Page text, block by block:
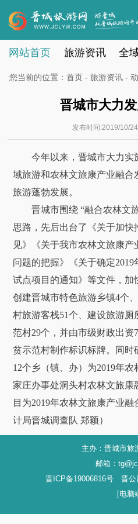
网站首页 旅游资讯 全
您当前的位置： 首页 - 旅游资讯 -
晋城市大力
发布时间:2019/10/
今年以来，晋城市大力实
域旅游和农林文旅康产业融
旅游蓬勃发展。
晋城市围绕 “融合农林文旅
思路，先后出台了《关于加
见》《关于我市农林文旅康
问题的把握》《关于确定
试点项目的通知》等文件，
创建晋城市特色旅游乡镇4个
村旅游客栈51个、建设旅游厕
范村29个，并由市级财政出资
贫示范村制作标识标牌。同
12个乡（镇、办）为2019年
家庄办事处洞头村农林文旅康
目为2019年农林文旅康产业
计局晋城调查队 郑颖）
主办：晋城市旅
邮箱：
晋ICP备19006816号 晋公
[电脑